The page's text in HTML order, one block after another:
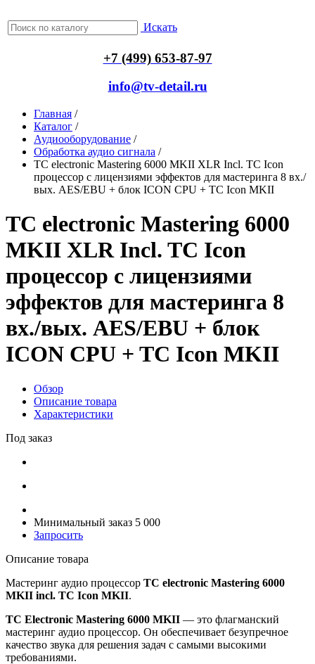
Искать
+7 (499) 653-87-97
info@tv-detail.ru
Главная /
Каталог /
Аудиооборудование /
Обработка аудио сигнала /
TC electronic Mastering 6000 MKII XLR Incl. TC Icon
процессор с лицензиями эффектов для мастеринга 8 вх./
вых. AES/EBU + блок ICON CPU + TC Icon MKII
TC electronic Mastering 6000
MKII XLR Incl. TC Icon
процессор с лицензиями
эффектов для мастеринга 8
вх./вых. AES/EBU + блок
ICON CPU + TC Icon MKII
Обзор
Описание товара
Характеристики
Под заказ
Минимальный заказ 5 000
Запросить
Описание товара
Мастеринг аудио процессор TC electronic Mastering 6000
MKII incl. TC Icon MKII.
TC Electronic Mastering 6000 MKII — это флагманский
мастеринг аудио процессор. Он обеспечивает безупречное
качество звука для решения задач с самыми высокими
требованиями.